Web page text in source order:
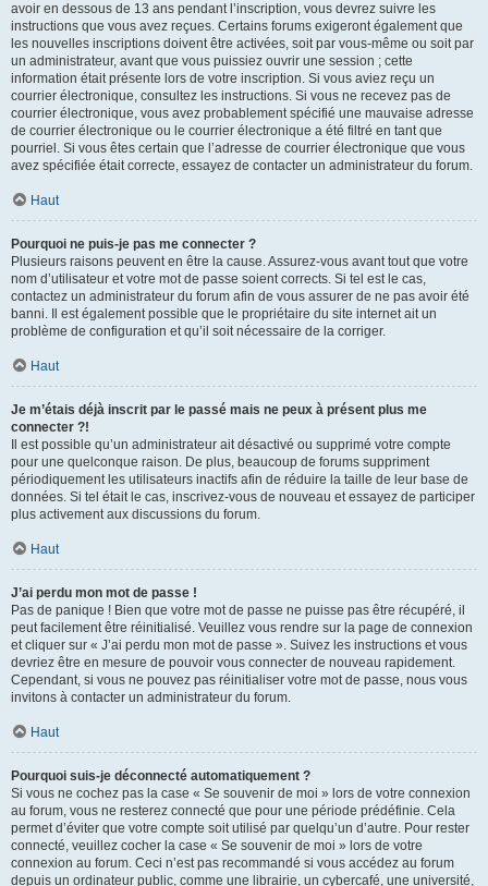
avoir en dessous de 13 ans pendant l’inscription, vous devrez suivre les
instructions que vous avez reçues. Certains forums exigeront également que
les nouvelles inscriptions doivent être activées, soit par vous-même ou soit par
un administrateur, avant que vous puissiez ouvrir une session ; cette
information était présente lors de votre inscription. Si vous aviez reçu un
courrier électronique, consultez les instructions. Si vous ne recevez pas de
courrier électronique, vous avez probablement spécifié une mauvaise adresse
de courrier électronique ou le courrier électronique a été filtré en tant que
pourriel. Si vous êtes certain que l’adresse de courrier électronique que vous
avez spécifiée était correcte, essayez de contacter un administrateur du forum.
Haut
Pourquoi ne puis-je pas me connecter ?
Plusieurs raisons peuvent en être la cause. Assurez-vous avant tout que votre
nom d’utilisateur et votre mot de passe soient corrects. Si tel est le cas,
contactez un administrateur du forum afin de vous assurer de ne pas avoir été
banni. Il est également possible que le propriétaire du site internet ait un
problème de configuration et qu’il soit nécessaire de la corriger.
Haut
Je m’étais déjà inscrit par le passé mais ne peux à présent plus me
connecter ?!
Il est possible qu’un administrateur ait désactivé ou supprimé votre compte
pour une quelconque raison. De plus, beaucoup de forums suppriment
périodiquement les utilisateurs inactifs afin de réduire la taille de leur base de
données. Si tel était le cas, inscrivez-vous de nouveau et essayez de participer
plus activement aux discussions du forum.
Haut
J’ai perdu mon mot de passe !
Pas de panique ! Bien que votre mot de passe ne puisse pas être récupéré, il
peut facilement être réinitialisé. Veuillez vous rendre sur la page de connexion
et cliquer sur « J’ai perdu mon mot de passe ». Suivez les instructions et vous
devriez être en mesure de pouvoir vous connecter de nouveau rapidement.
Cependant, si vous ne pouvez pas réinitialiser votre mot de passe, nous vous
invitons à contacter un administrateur du forum.
Haut
Pourquoi suis-je déconnecté automatiquement ?
Si vous ne cochez pas la case « Se souvenir de moi » lors de votre connexion
au forum, vous ne resterez connecté que pour une période prédéfinie. Cela
permet d’éviter que votre compte soit utilisé par quelqu’un d’autre. Pour rester
connecté, veuillez cocher la case « Se souvenir de moi » lors de votre
connexion au forum. Ceci n’est pas recommandé si vous accédez au forum
depuis un ordinateur public, comme une librairie, un cybercafé, une université,